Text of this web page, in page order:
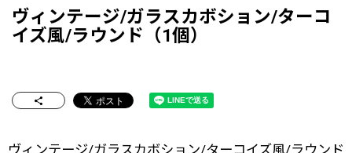
ヴィンテージ/ガラスカボション/ターコ
イズ風/ラウンド（1個）
ヴィンテージ/ガラスカボション/ターコイズ風/ラウンド